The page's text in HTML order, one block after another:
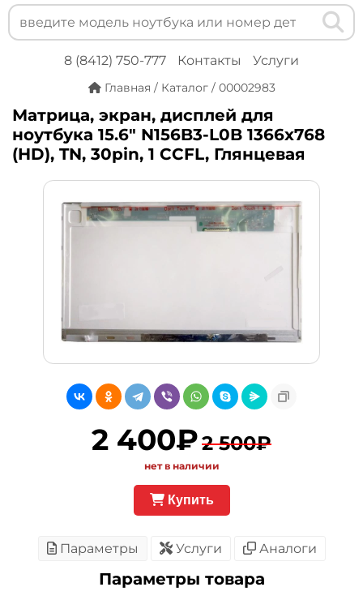
8 (8412) 750-777 Контакты Услуги
Главная / Каталог / 00002983
Матрица, экран, дисплей для
ноутбука 15.6" N156B3-L0B 1366x768
(HD), TN, 30pin, 1 CCFL, Глянцевая
2 400₽2 500₽
нет в наличии
Купить
Параметры Услуги Аналоги
Параметры товара